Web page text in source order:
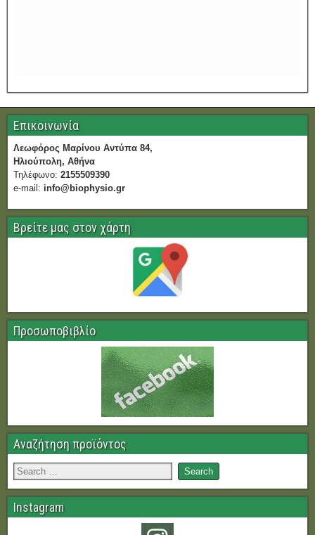
Επικοινωνία
Λεωφόρος Μαρίνου Αντύπα 84,
Ηλιούπολη, Αθήνα
Τηλέφωνο: 2155509390
e-mail: info@biophysio.gr
Βρείτε μας στον χάρτη
Προσωποβιβλίο
Αναζήτηση προϊόντος
Instagram